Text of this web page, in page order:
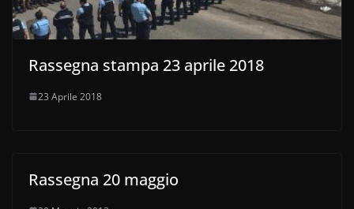
Rassegna stampa 23 aprile 2018
23 Aprile 2018
Rassegna 20 maggio